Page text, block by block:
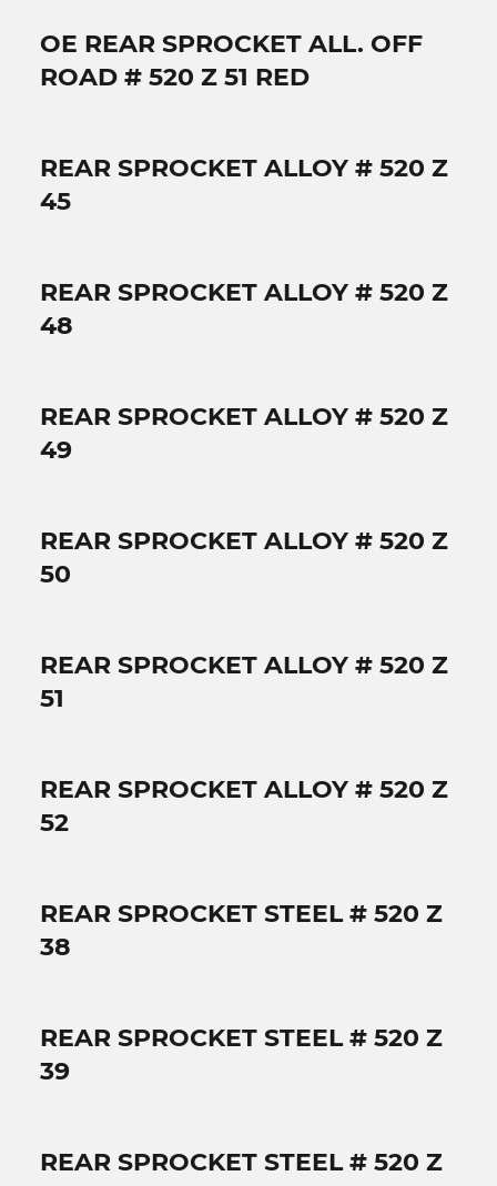
OE REAR SPROCKET ALL. OFF
ROAD # 520 Z 51 RED
REAR SPROCKET ALLOY # 520 Z
45
REAR SPROCKET ALLOY # 520 Z
48
REAR SPROCKET ALLOY # 520 Z
49
REAR SPROCKET ALLOY # 520 Z
50
REAR SPROCKET ALLOY # 520 Z
51
REAR SPROCKET ALLOY # 520 Z
52
REAR SPROCKET STEEL # 520 Z
38
REAR SPROCKET STEEL # 520 Z
39
REAR SPROCKET STEEL # 520 Z